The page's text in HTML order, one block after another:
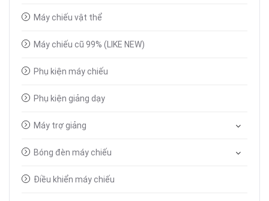
Máy chiếu vật thể
Máy chiếu cũ 99% (LIKE NEW)
Phụ kiện máy chiếu
Phụ kiện giảng dạy
Máy trợ giảng
Bóng đèn máy chiếu
Điều khiển máy chiếu